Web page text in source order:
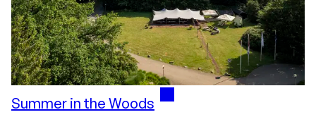
Summer in the Woods